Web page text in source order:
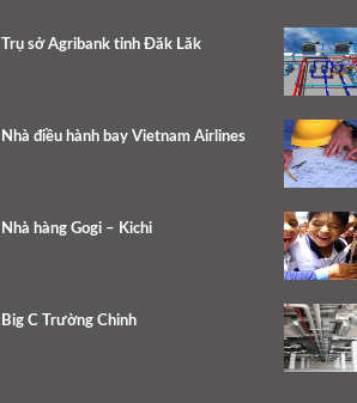
Trụ sở Agribank tỉnh Đăk Lăk
Nhà điều hành bay Vietnam Airlines
Nhà hàng Gogi – Kichi
Big C Trường Chinh